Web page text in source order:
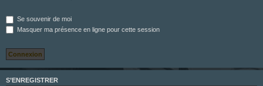
Se souvenir de moi
Masquer ma présence en ligne pour cette session
S’ENREGISTRER